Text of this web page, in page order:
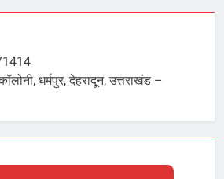
धर्मपुर, देहरादून, उत्तराखंड –